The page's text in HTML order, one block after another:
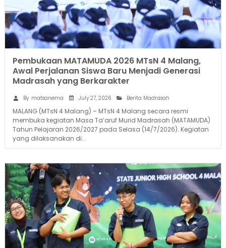
Pembukaan MATAMUDA 2026 MTsN 4 Malang,
Awal Perjalanan Siswa Baru Menjadi Generasi
Madrasah yang Berkarakter
By matsanema July 27, 2026 Berita Madrasah
MALANG (MTsN 4 Malang) – MTsN 4 Malang secara resmi
membuka kegiatan Masa Ta’aruf Murid Madrasah (MATAMUDA)
Tahun Pelajaran 2026/2027 pada Selasa (14/7/2026). Kegiatan
yang dilaksanakan di...